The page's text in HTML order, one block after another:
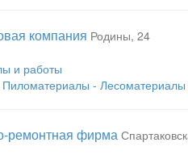
компания Родины, 24
и работы
Пиломатериалы - Лесоматериалы
ремонтная фирма